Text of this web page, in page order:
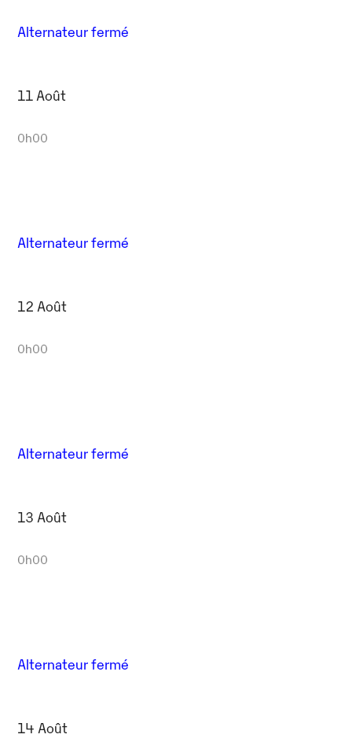
Alternateur fermé
11 Août
0h00
Alternateur fermé
12 Août
0h00
Alternateur fermé
13 Août
0h00
Alternateur fermé
14 Août